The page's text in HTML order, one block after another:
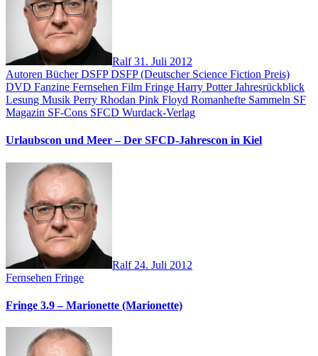
Ralf31. Juli 2012
Autoren BücherDSFPDSFP (Deutscher Science Fiction Preis)
DVD Fanzine Fernsehen Film Fringe Harry PotterJahresrückblick
Lesung Musik Perry Rhodan Pink Floyd Romanhefte Sammeln SF
Magazin SF-Cons SFCD Wurdack-Verlag
Urlaubscon und Meer – Der SFCD-Jahrescon in Kiel
Ralf 24. Juli 2012
Fernsehen Fringe
Fringe 3.9 – Marionette (Marionette)